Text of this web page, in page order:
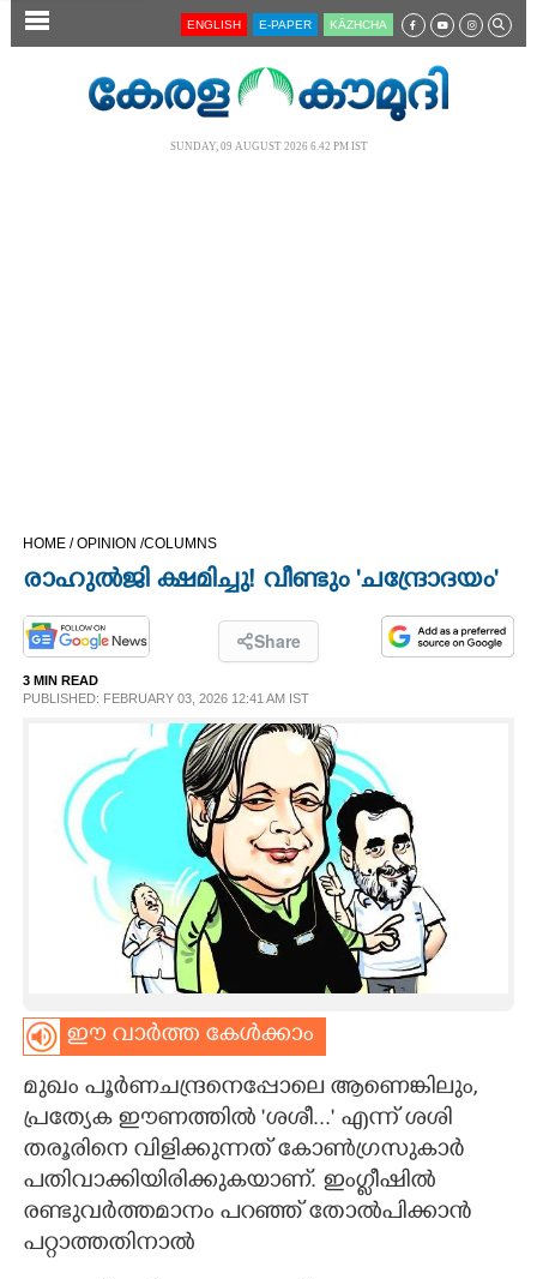
SECTIONS
OPINION
PHOTOS
LIFESTYLE
SPIRITUAL
ASTRO
CARTOONS
LITERATURE
ZOOM
ENGLISH E-PAPER KĀZHCHA
SUNDAY, 09 AUGUST 2026 6.42 PM IST
HOME /OPINION /COLUMNS
രാഹുൽജി ക്ഷമിച്ചു! വീണ്ടും 'ചന്ദ്രോദയം"
Share
3 MIN READ
PUBLISHED: FEBRUARY 03, 2026 12:41 AM IST
ഈ വാർത്ത കേൾക്കാം
മുഖം പൂർണചന്ദ്രനെപ്പോലെ ആണെങ്കിലും,
പ്രത്യേക ഈണത്തിൽ 'ശശീ..." എന്ന് ശശി
തരൂരിനെ വിളിക്കുന്നത് കോൺഗ്രസുകാർ
പതിവാക്കിയിരിക്കുകയാണ്. ഇംഗ്ലീഷിൽ
രണ്ടുവർത്തമാനം പറഞ്ഞ് തോൽപിക്കാൻ
പറ്റാത്തതിനാൽ